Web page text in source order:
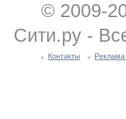
© 2009-
Сити.ру -
Контакты Реклама